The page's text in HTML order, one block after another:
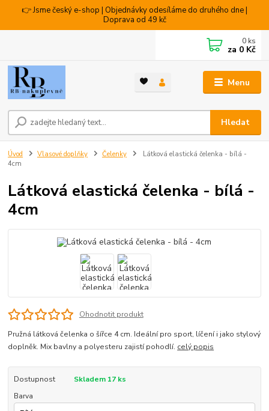
👉 Jsme český e-shop | Objednávky odesíláme do druhého dne |
Doprava od 49 kč
Menu
Hledat
0 ks
za 0 Kč
Úvod Vlasové doplňky Čelenky
Látková elastická čelenka - bílá -
4cm
Látková elastická čelenka - bílá -
4cm
Ohodnotit produkt
Pružná látková čelenka o šířce 4 cm. Ideální pro sport, líčení i jako stylový
doplněk. Mix bavlny a polyesteru zajistí pohodlí. celý popis
Dostupnost
Skladem 17 ks
Barva